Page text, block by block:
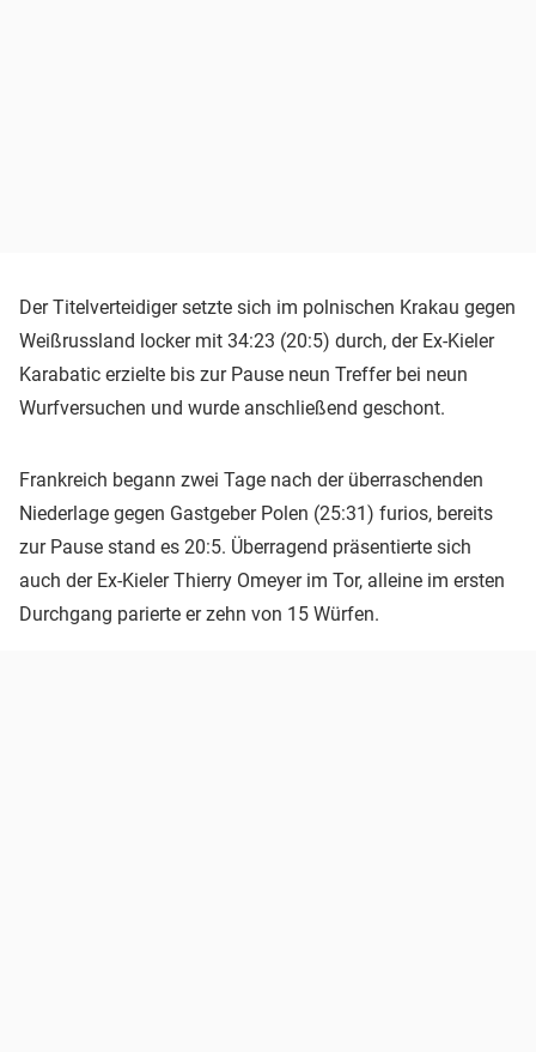
Der Titelverteidiger setzte sich im polnischen Krakau gegen
Weißrussland locker mit 34:23 (20:5) durch, der Ex-Kieler
Karabatic erzielte bis zur Pause neun Treffer bei neun
Wurfversuchen und wurde anschließend geschont.
Frankreich begann zwei Tage nach der überraschenden
Niederlage gegen Gastgeber Polen (25:31) furios, bereits
zur Pause stand es 20:5. Überragend präsentierte sich
auch der Ex-Kieler Thierry Omeyer im Tor, alleine im ersten
Durchgang parierte er zehn von 15 Würfen.